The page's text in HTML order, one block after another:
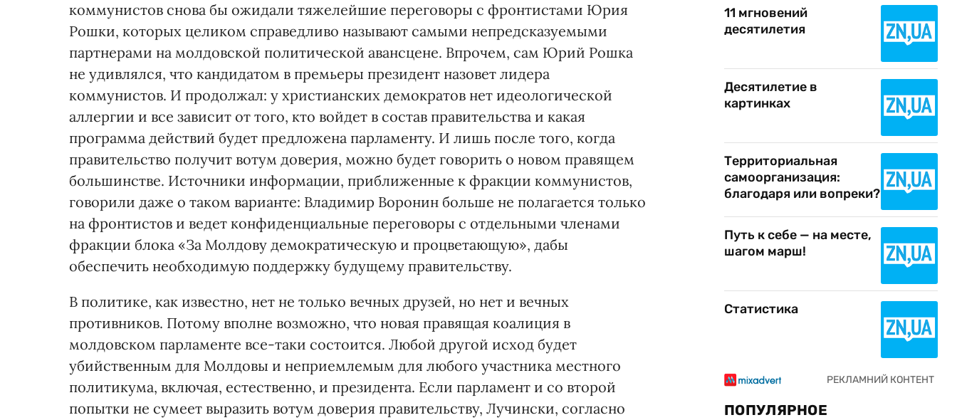
коммунистов снова бы ожидали тяжелейшие переговоры с фронтистами Юрия
Рошки, которых целиком справедливо называют самыми непредсказуемыми
партнерами на молдовской политической авансцене. Впрочем, сам Юрий Рошка
не удивлялся, что кандидатом в премьеры президент назовет лидера
коммунистов. И продолжал: у христианских демократов нет идеологической
аллергии и все зависит от того, кто войдет в состав правительства и какая
программа действий будет предложена парламенту. И лишь после того, когда
правительство получит вотум доверия, можно будет говорить о новом правящем
большинстве. Источники информации, приближенные к фракции коммунистов,
говорили даже о таком варианте: Владимир Воронин больше не полагается только
на фронтистов и ведет конфиденциальные переговоры с отдельными членами
фракции блока «За Молдову демократическую и процветающую», дабы
обеспечить необходимую поддержку будущему правительству.
В политике, как известно, нет не только вечных друзей, но нет и вечных
противников. Потому вполне возможно, что новая правящая коалиция в
молдовском парламенте все-таки состоится. Любой другой исход будет
убийственным для Молдовы и неприемлемым для любого участника местного
политикума, включая, естественно, и президента. Если парламент и со второй
попытки не сумеет выразить вотум доверия правительству, Лучински, согласно
11 мгновений
десятилетия
Десятилетие в
картинках
Территориальная
самоорганизация:
благодаря или вопреки?
Путь к себе — на месте,
шагом марш!
Статистика
ПОПУЛЯРНОЕ